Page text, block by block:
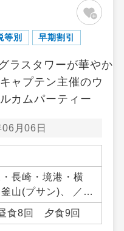
等別 早期割引
月06日
長崎・境港・横
山(プサン)、 ／ア
食8回 夕食9回